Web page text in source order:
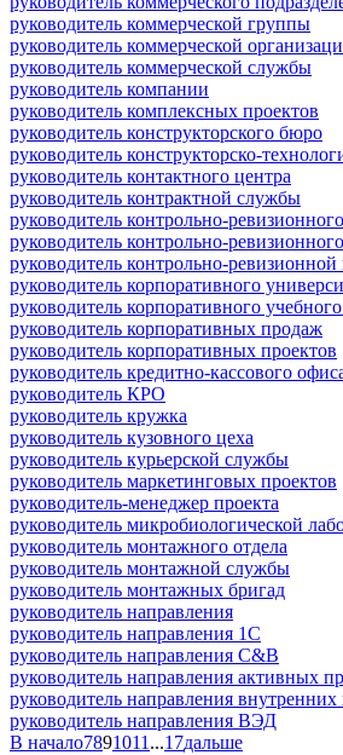
руководитель коммерческой группы
руководитель коммерческой
руководитель коммерческой службы
руководитель компании
руководитель комплексных проектов
руководитель конструкторского бюро
руководитель конструкторско-
руководитель контактного центра
руководитель контрактной службы
руководитель контрольно-
руководитель контрольно-
руководитель контрольно-
руководитель корпоративного
руководитель корпоративного
руководитель корпоративных продаж
руководитель корпоративных проектов
руководитель кредитно-кассового
руководитель КРО
руководитель кружка
руководитель кузовного цеха
руководитель курьерской службы
руководитель маркетинговых проектов
руководитель-менеджер проекта
руководитель микробиологической
руководитель монтажного отдела
руководитель монтажной службы
руководитель монтажных бригад
руководитель направления
руководитель направления 1С
руководитель направления C&B
руководитель направления активных
руководитель направления
руководитель направления ВЭД
В начало7891011 ...17дальше